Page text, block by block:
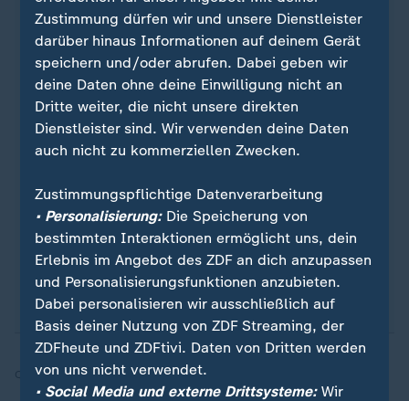
Quelle: Reuters
Sie wollen über Sport stets auf dem Laufenden
bleiben? Dann ist unser sportstudio-WhatsApp-
morgens zum Kaffee, mittags zum Lunch oder zum
Feierabend - erhalten Siedie wichtigsten News
direkt auf Ihr Smartphone. Melden Sie sich hier
ganz einfach für unseren WhatsApp-Channel an:
sportstudio-WhatsApp-Channel.
Quelle: dpa, SID
Zustimmung dürfen wir und unsere Dienstleister
darüber hinaus Informationen auf deinem Gerät
speichern und/oder abrufen. Dabei geben wir
deine Daten ohne deine Einwilligung nicht an
Dritte weiter, die nicht unsere direkten
Dienstleister sind. Wir verwenden deine Daten
auch nicht zu kommerziellen Zwecken.
Zustimmungspflichtige Datenverarbeitung
• Personalisierung:Die Speicherung von
bestimmten Interaktionen ermöglicht uns, dein
Erlebnis im Angebot des ZDF an dich anzupassen
und Personalisierungsfunktionen anzubieten.
Dabei personalisieren wir ausschließlich auf
Basis deiner Nutzung von ZDF Streaming, der
ZDFheute und ZDFtivi. Daten von Dritten werden
von uns nicht verwendet.
• Social Media und externe Drittsysteme:Wir